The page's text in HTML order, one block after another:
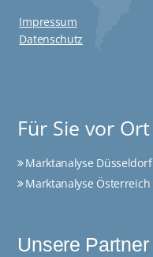
Impressum
Datenschutz
Für Sie vor Ort
Marktanalyse Düsseldorf
Marktanalyse Österreich
Unsere Partner